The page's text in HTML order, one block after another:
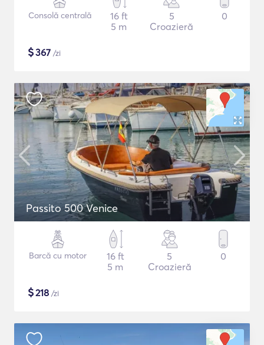
Consolă centrală
16 ft
5 m
5
Croazieră
0
$367 /zi
Passito 500 Venice
Barcă cu motor
16 ft
5 m
5
Croazieră
0
$218 /zi